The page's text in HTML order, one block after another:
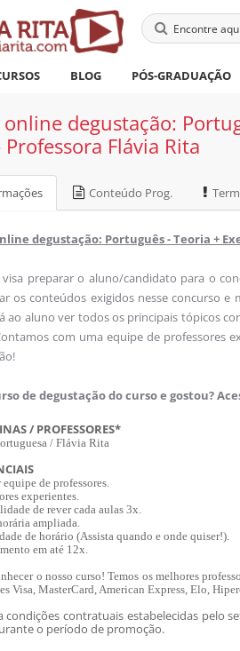
BLOG PÓS-GRADUAÇÃO
online degustação:
Professora Flávia Rita
Conteúdo Prog.
degustação: Português - Teoria +
preparar o aluno/candidato para o
os conteúdos exigidos nesse concurso e
ao aluno ver todos os principais tópicos
com uma equipe de professores
de degustação do curso e gostou?
/ PROFESSORES*
/ Flávia Rita
de professores.
experientes.
de rever cada aulas 3x.
ampliada.
de horário (Assista quando e onde quiser!).
em até 12x.
o nosso curso! Temos os melhores
Visa, MasterCard, American Express, Elo,
condições contratuais estabelecidas pelo
o período de promoção.